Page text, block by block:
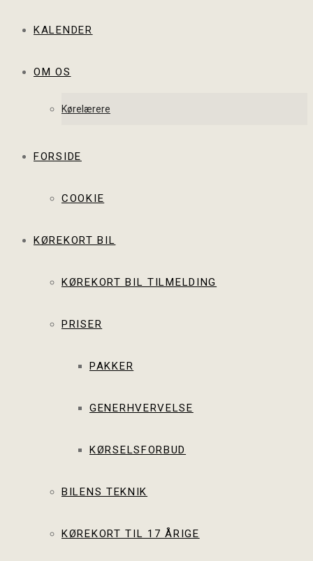
KALENDER
OM OS
Kørelærere
FORSIDE
COOKIE
KØREKORT BIL
KØREKORT BIL TILMELDING
PRISER
PAKKER
GENERHVERVELSE
KØRSELSFORBUD
BILENS TEKNIK
KØREKORT TIL 17 ÅRIGE